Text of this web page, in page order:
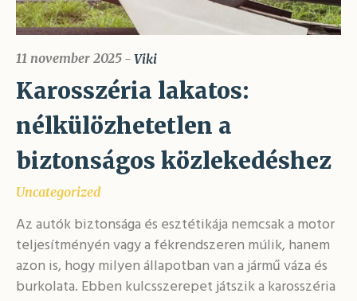
11 november 2025 Viki
Karosszéria lakatos:
nélkülözhetetlen a
biztonságos közlekedéshez
Uncategorized
Az autók biztonsága és esztétikája nemcsak a motor
teljesítményén vagy a fékrendszeren múlik, hanem
azon is, hogy milyen állapotban van a jármű váza és
burkolata. Ebben kulcsszerepet játszik a karosszéria